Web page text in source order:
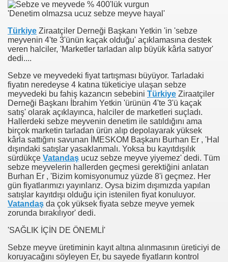
'Denetim olmazsa ucuz sebze meyve hayal'
Türkiye Ziraatçiler Derneği Başkanı Yetkin 'in 'sebze
meyvenin 4'te 3'ünün kaçak olduğu' açıklamasına destek
veren halciler, 'Marketler tarladan alıp büyük kârla satıyor'
dedi....
Sebze ve meyvedeki fiyat tartışması büyüyor. Tarladaki
fiyatın neredeyse 4 katına tüketiciye ulaşan sebze
meyvedeki bu fahiş kazancın sebebini Türkiye Ziraatçiler
Derneği Başkanı İbrahim Yetkin 'ürünün 4'te 3'ü kaçak
satış' olarak açıklayınca, halciler de marketleri suçladı.
Hallerdeki sebze meyvenin denetim ile satıldığını ama
birçok marketin tarladan ürün alıp depolayarak yüksek
kârla sattığını savunan İMESKOM Başkanı Burhan Er , 'Hal
dışındaki satışlar yasaklanmalı. Yoksa bu kayıtdışılık
sürdükçe Vatandaş ucuz sebze meyve yiyemez' dedi. Tüm
sebze meyvelerin hallerden geçmesi gerektiğini anlatan
Burhan Er , 'Bizim komisyonumuz yüzde 8'i geçmez. Her
gün fiyatlarımızı yayınlarız. Oysa bizim dışımızda yapılan
satışlar kayıtdışı olduğu için istenilen fiyat konuluyor.
Vatandaş da çok yüksek fiyata sebze meyve yemek
zorunda bırakılıyor' dedi.
'SAĞLIK İÇİN DE ÖNEMLİ'
Sebze meyve üretiminin kayıt altına alınmasının üreticiyi de
koruyacağını söyleyen Er, bu sayede fiyatların kontrol
ARAMAYIN !